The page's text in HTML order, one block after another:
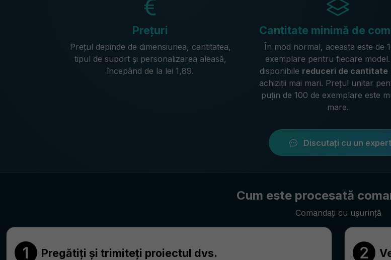
Prețuri
Prețul depinde de dimensiunea, cantitatea,
tipul de suport și personalizarea aleasă,
începând de la lei 1,89.
Cantitate minimă de
În mod normal, aceasta este de
exemplare pentru fiecare
disponibile reduceri de cantitate
achiziții mai mari. Prețul unitar
puțin de 100 de exemplare este
mare.
Discutați cu un expert
Cum este procesată
Comandați cu ușurință
Pregătiți și trimiteți proiectul dvs.